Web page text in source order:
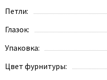
Петли:
Глазок:
Упаковка:
Цвет фурнитуры: